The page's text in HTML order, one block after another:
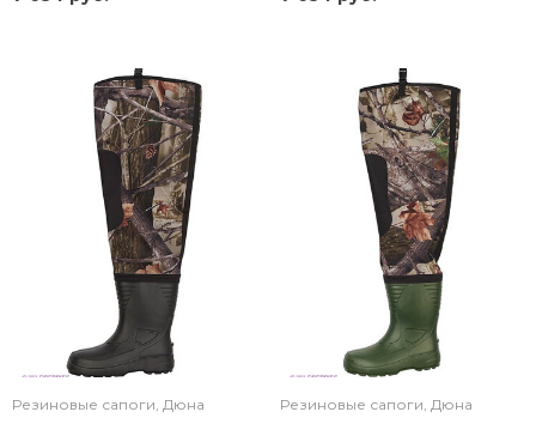
Резиновые сапоги, Дюна Резиновые сапоги, Дюна